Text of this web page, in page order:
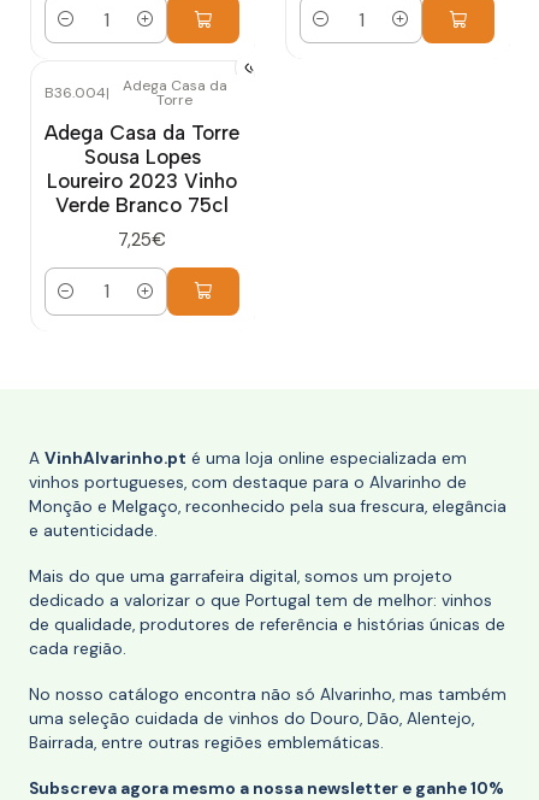
Quantidade Quantidade
B36.004| Adega Casa da
Torre
Adega Casa da Torre
Sousa Lopes
Loureiro 2023 Vinho
Verde Branco 75cl
7,25€
Quantidade
A VinhAlvarinho.pt é uma loja online especializada em
vinhos portugueses, com destaque para o Alvarinho de
Monção e Melgaço, reconhecido pela sua frescura, elegância
e autenticidade.
Mais do que uma garrafeira digital, somos um projeto
dedicado a valorizar o que Portugal tem de melhor: vinhos
de qualidade, produtores de referência e histórias únicas de
cada região.
No nosso catálogo encontra não só Alvarinho, mas também
uma seleção cuidada de vinhos do Douro, Dão, Alentejo,
Bairrada, entre outras regiões emblemáticas.
Subscreva agora mesmo a nossa newsletter e ganhe 10%